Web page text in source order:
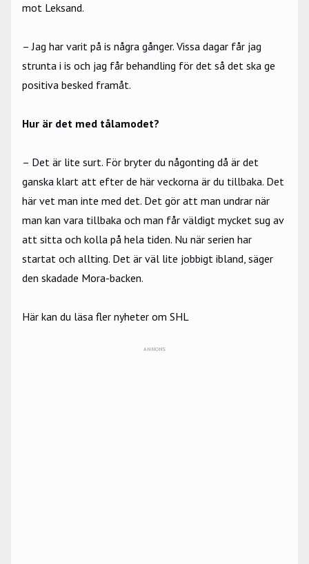
mot Leksand.
– Jag har varit på is några gånger. Vissa dagar får jag
strunta i is och jag får behandling för det så det ska ge
positiva besked framåt.
Hur är det med tålamodet?
– Det är lite surt. För bryter du någonting då är det
ganska klart att efter de här veckorna är du tillbaka. Det
här vet man inte med det. Det gör att man undrar när
man kan vara tillbaka och man får väldigt mycket sug av
att sitta och kolla på hela tiden. Nu när serien har
startat och allting. Det är väl lite jobbigt ibland, säger
den skadade Mora-backen.
Här kan du läsa fler nyheter om SHL